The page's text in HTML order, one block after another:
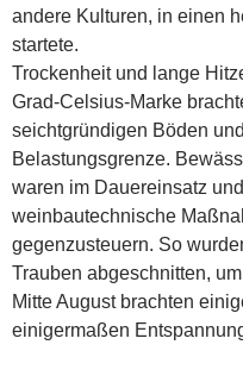
andere Kulturen, in einen
startete.
Trockenheit und lange
Grad-Celsius-Marke
seichtgründigen Böden
Belastungsgrenze.
waren im Dauereinsatz
weinbautechnische
gegenzusteuern. So
Trauben abgeschnitten,
Mitte August brachten
einigermaßen